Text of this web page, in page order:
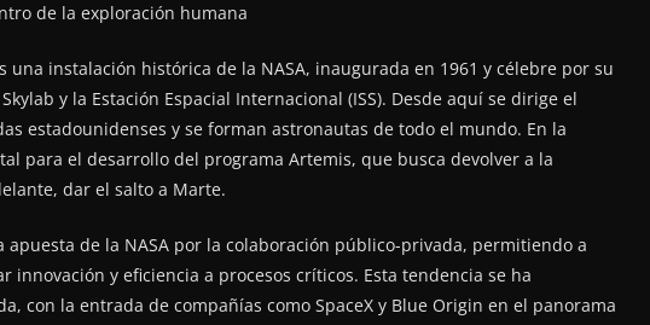
de la exploración humana
una instalación histórica de la NASA, inaugurada en 1961 y célebre por su
y la Estación Espacial Internacional (ISS). Desde aquí se dirige el
estadounidenses y se forman astronautas de todo el mundo. En la
para el desarrollo del programa Artemis, que busca devolver a la
dar el salto a Marte.
apuesta de la NASA por la colaboración público-privada, permitiendo a
innovación y eficiencia a procesos críticos. Esta tendencia se ha
con la entrada de compañías como SpaceX y Blue Origin en el panorama